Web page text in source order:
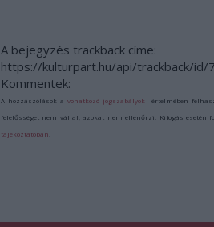
A bejegyzés trackback címe:
https://kulturpart.hu/api/trackback/id/
Kommentek:
A hozzászólások avonatkozó jogszabályok értelmében
felelősséget nem vállal, azokat nem ellenőrzi. Kifogás esetén
tájékoztatóban